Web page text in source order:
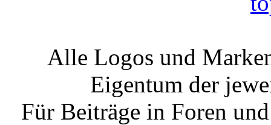
Alle Logos und
Eigentum der
Für Beiträge in Foren